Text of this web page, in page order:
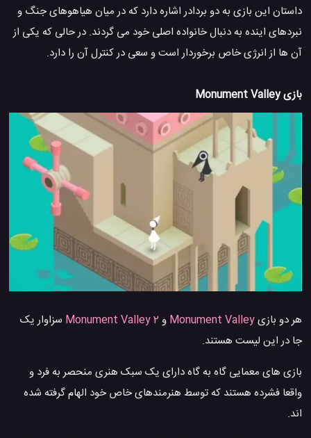
داستان این بازی به دو بردادر اشاره دارد که در میان هیاهوهای جنگ و
نبردهای اینده به دنبال خانواده اصلی خود می گردند. در حالی که یکی از
آن ها از انرژی خاص برخوردار است و سعی در کنترل آن را دارد.
بازی Monument Valley
هر دو بازی و
سزاوار یک
جا در این لیست هستند.
بازی های معمایی گاه به گاه دارای یک سبک هنری منحصر به فرد و
واقعا فشرده هستند که توسط هنرمندهای خاص خود الهام گرفته شده
اند.